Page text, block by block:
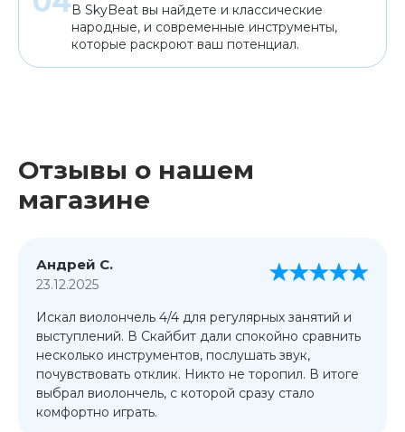
В SkyBeat вы найдете и классические
народные, и современные инструменты,
которые раскроют ваш потенциал.
Отзывы о нашем
магазине
Андрей С.
23.12.2025
Искал виолончель 4/4 для регулярных занятий и
выступлений. В Скайбит дали спокойно сравнить
несколько инструментов, послушать звук,
почувствовать отклик. Никто не торопил. В итоге
выбрал виолончель, с которой сразу стало
комфортно играть.